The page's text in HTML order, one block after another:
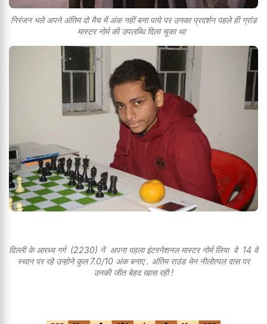
निरंजन भले अपने अंतिम दो मैच में अंक नहीं बना पाये पर उनका प्रदर्शन पहले ही ग्रांड
मास्टर नोर्म की उपलब्धि दिला चुका था
दिल्ली के आरध्य गर्ग (2230) नें अपना पहला इंटरनेशनल मास्टर नोर्म लिया वे 14 वे
स्थान पर रहे उन्होने कुल 7.0/10 अंक बनाए . अंतिम राउंड मेन नीलोत्पल दास पर
उनकी जीत बेहद खास रही !